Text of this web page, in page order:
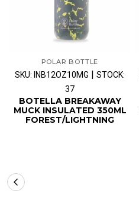
POLAR BOTTLE
SKU: INB12OZ10MG | STOCK:
37
BOTELLA BREAKAWAY
MUCK INSULATED 350ML
FOREST/LIGHTNING